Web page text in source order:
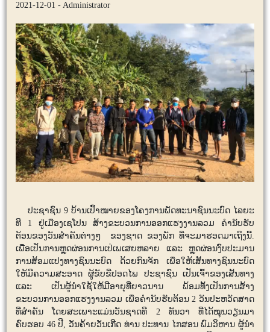
2021-12-01 - Administrator
ປະຊາຊົນ 9 ບ້ານເປົ້າໝາຍຂອງໂຄງການພັດທະນາຊົນນະບົດ ໄລຍະ
ທີ 1 ຢູ່ເມືອງເຊໂປນ ສ້າງຂະບວນການອອກແຮງງານລວມ ຄໍານັບຮັບ
ຕ້ອນຂອງວັນສໍາຄັນຕ່າງໆ ຂອງຊາດ ຂອງພັກ ທີ່ຈະມາຮອດມາເຖິງນີ້.
ເພື່ອເປັນການຫຼຸດຜ່ອນການເປ່ເພເສຍຫລາຍ ແລະ ຫຼຸດຜ່ອນງົບປະມານ
ການສ້ອມແປງທາງຊົນນະບົດ ດ້ວຍກົນຈັກ ເພື່ອໃຫ້ເສັ້ນທາງຊົນນະບົດ
ໃຫ້ມີຄວາມສະອາດ ຜູ້ຂັບຂີ່ປອດໄພ ປະຊາຊົນ ເປັນເຈົ້າຂອງເສັ້ນທາງ
ແລະ ເປັນຜູ້ນຳໃຊ້ໃຫ້ມີອາຍຸທີ່ຍາວນານ ພ້ອມທັ້ງເປັນການສ້າງ
ຂະບວນການອອກແຮງງານລວມ ເພື່ອຄຳນັບຮັບຕ້ອນ 2​ ວັນປະຫວັດສາດ
ທີ່ສໍາຄັນ ໂດຍສະເພາະແມ່ນວັນຊາດທີ 2 ທັນວາ ທີ່ໄດ້ໝຸນວຽນມາ
ຄົບຮອບ 46 ປີ, ວັນຄ້າຍວັນເກີດ ທ່ານ ປະທານ ໄກສອນ ພົມວິຫານ ຜູ້ນໍາ